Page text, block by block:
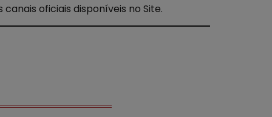
oficiais disponíveis no Site.